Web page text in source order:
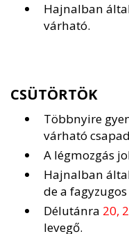
Hajnalban
várható.
CSÜTÖRTÖK
Többnyire
várható
A légmozgás
Hajnalban
de a
Délutánra 20,
levegő.